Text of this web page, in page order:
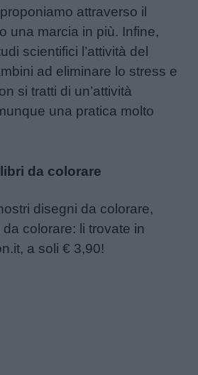
attraverso il
una marcia in più. Infine,
scientifici l’attività del
ad eliminare lo stress e
si tratti di un’attività
una pratica molto
da colorare
disegni da colorare,
colorare: li trovate in
a soli € 3,90!